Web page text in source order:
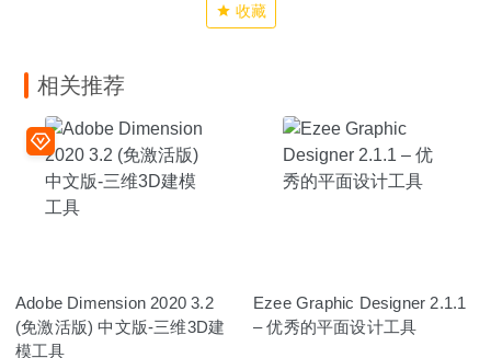
收藏
相关推荐
Adobe Dimension 2020 3.2
(免激活版) 中文版-三维3D建
模工具
Ezee Graphic Designer 2.1.1
– 优秀的平面设计工具